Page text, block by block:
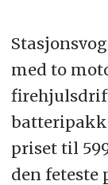
med to
priset til
den feteste